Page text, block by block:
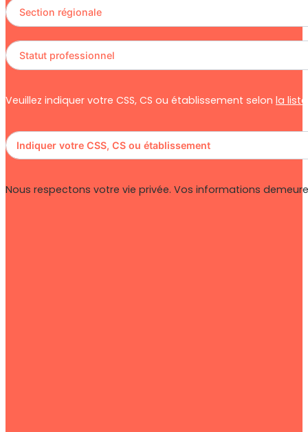
Veuillez indiquer votre CSS, CS ou établissement selon la
Nous respectons votre vie privée. Vos informations